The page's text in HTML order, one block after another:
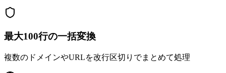
最大100行の一括変換
複数のドメインやURLを改行区切りでまとめて処理